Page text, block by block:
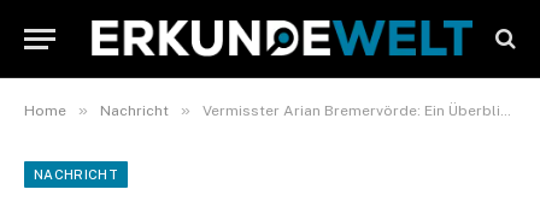
Home » Nachricht » Vermisster Arian Bremervörde: Ein Überblick über den Fall
NACHRICHT